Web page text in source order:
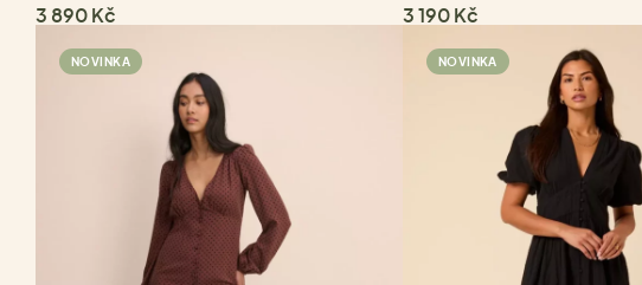
3 890 Kč
3 190 Kč
NOVINKA NOVINKA